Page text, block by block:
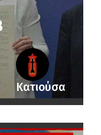
Κατιούσα